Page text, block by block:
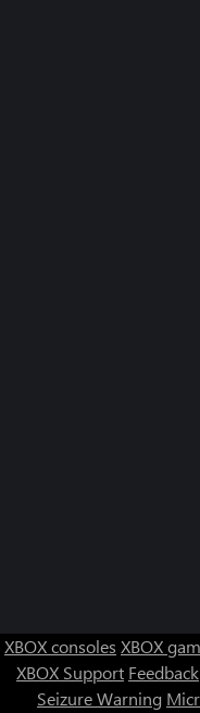
XBOX consoles XBOX
XBOX Support Feedback
Seizure Warning